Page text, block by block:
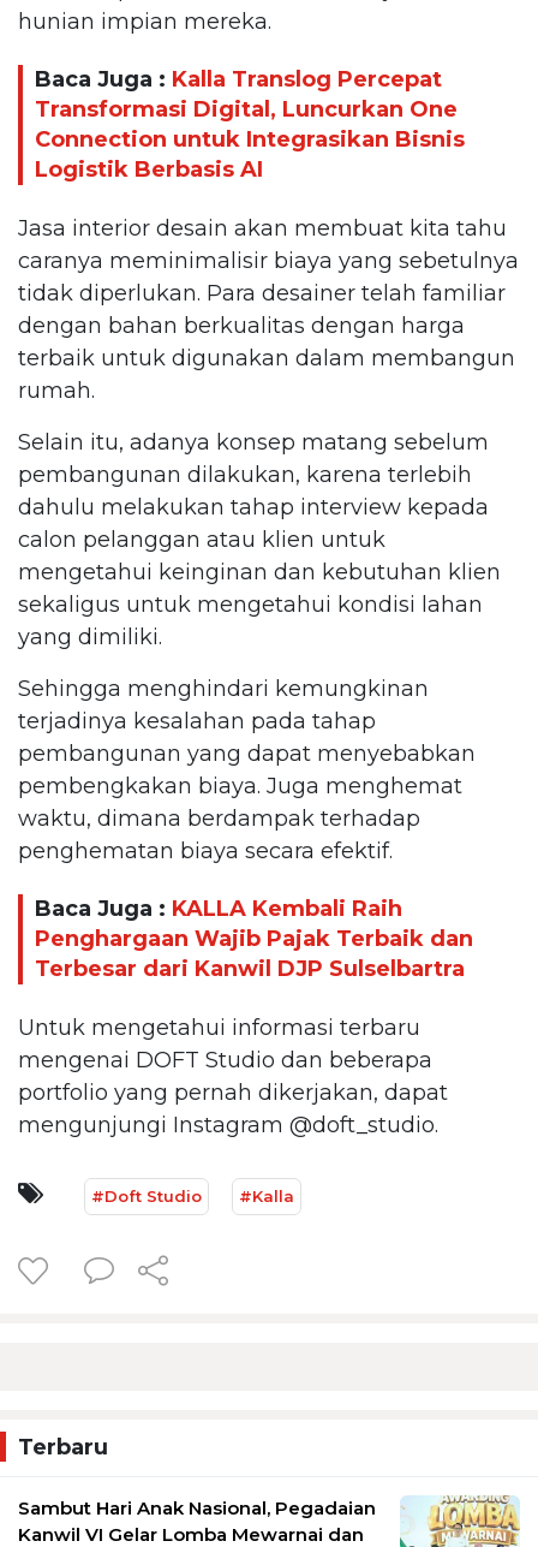
hunian impian mereka.
Baca Juga : Kalla Translog Percepat
Transformasi Digital, Luncurkan One
Connection untuk Integrasikan Bisnis
Logistik Berbasis AI
Jasa interior desain akan membuat kita tahu
caranya meminimalisir biaya yang sebetulnya
tidak diperlukan. Para desainer telah familiar
dengan bahan berkualitas dengan harga
terbaik untuk digunakan dalam membangun
rumah.
Selain itu, adanya konsep matang sebelum
pembangunan dilakukan, karena terlebih
dahulu melakukan tahap interview kepada
calon pelanggan atau klien untuk
mengetahui keinginan dan kebutuhan klien
sekaligus untuk mengetahui kondisi lahan
yang dimiliki.
Sehingga menghindari kemungkinan
terjadinya kesalahan pada tahap
pembangunan yang dapat menyebabkan
pembengkakan biaya. Juga menghemat
waktu, dimana berdampak terhadap
penghematan biaya secara efektif.
Baca Juga : KALLA Kembali Raih
Penghargaan Wajib Pajak Terbaik dan
Terbesar dari Kanwil DJP Sulselbartra
Untuk mengetahui informasi terbaru
mengenai DOFT Studio dan beberapa
portfolio yang pernah dikerjakan, dapat
mengunjungi Instagram @doft_studio.
#Doft Studio #Kalla
Terbaru
Sambut Hari Anak Nasional, Pegadaian
Kanwil VI Gelar Lomba Mewarnai dan